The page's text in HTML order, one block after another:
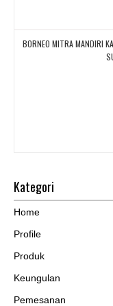
BORNEO MITRA MANDIRI
Kategori
Home
Profile
Produk
Keungulan
Pemesanan